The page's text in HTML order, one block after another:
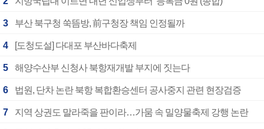
3 부산 북구청 쑥뜸방, 前구청장 책임 인정될까
4 [도청도설] 다대포 부산바다축제
5 해양수산부 신청사 북항재개발 부지에 짓는다
6 법원, 단차 논란 북항 복합환승센터 공사중지 관련 현장검증
7 지역 상권도 말라죽을 판이라…가뭄 속 밀양물축제 강행 논란